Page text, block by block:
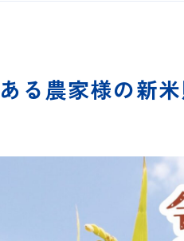
る農家様の新